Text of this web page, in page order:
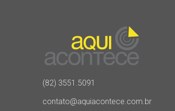
(82) 3551.5091
contato@aquiacontece.com.br